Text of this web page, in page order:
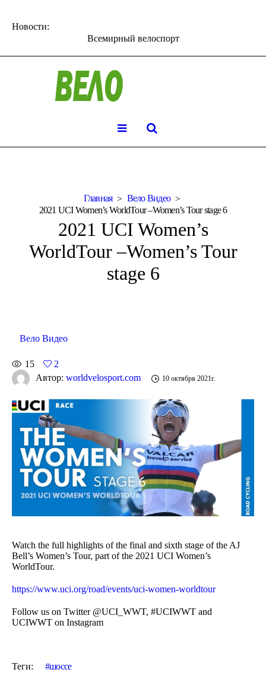
Новости:
Всемирный велоспорт
Главная
Вело Видео
2021 UCI Women’s WorldTour –Women’s Tour stage 6
2021 UCI Women’s
WorldTour –Women’s Tour
stage 6
Вело Видео
15
2
Автор: worldvelosport.com 10 октября 2021г.
Watch the full highlights of the final and sixth stage of the AJ
Bell’s Women’s Tour, part of the 2021 UCI Women’s
WorldTour.
https://www.uci.org/road/events/uci-women-worldtour
Follow us on Twitter @UCI_WWT, #UCIWWT and
UCIWWT on Instagram
Теги: шоссе